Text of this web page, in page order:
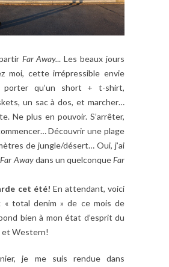
Far Away... Les beaux jours
moi, cette irrépressible envie
porter qu’un short + t-shirt,
un sac à dos, et marcher…
Ne plus en pouvoir. S’arrêter,
Découvrir une plage
de jungle/désert… Oui, j’ai
Far Awaydans un quelconqueFar
cet été! En attendant, voici
« total denim » de ce mois de
bien à mon état d’esprit du
Western!
je me suis rendue dans